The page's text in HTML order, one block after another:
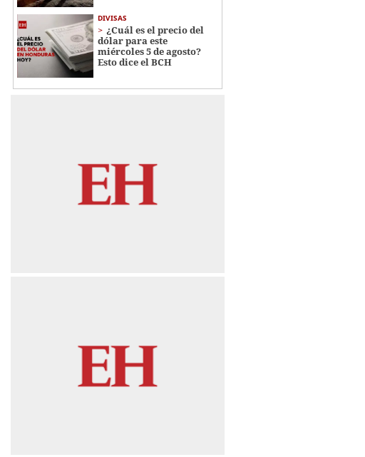
DIVISAS
¿Cuál es el precio del
dólar para este
miércoles 5 de agosto?
Esto dice el BCH